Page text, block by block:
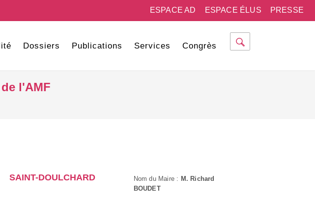
PRESSE
ESPACE ÉLUS
ESPACE AD
Dossiers Publications Services Congrès
l'AMF
SAINT-DOULCHARD Nom du Maire : M. Richard
BOUDET